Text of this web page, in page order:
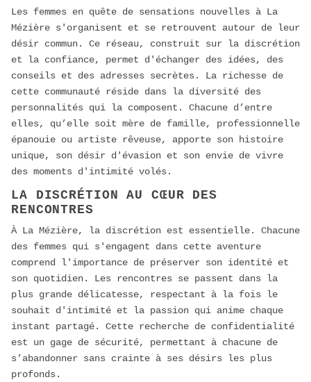
Les femmes en quête de sensations nouvelles à La
Mézière s'organisent et se retrouvent autour de leur
désir commun. Ce réseau, construit sur la discrétion
et la confiance, permet d'échanger des idées, des
conseils et des adresses secrètes. La richesse de
cette communauté réside dans la diversité des
personnalités qui la composent. Chacune d’entre
elles, qu’elle soit mère de famille, professionnelle
épanouie ou artiste rêveuse, apporte son histoire
unique, son désir d'évasion et son envie de vivre
des moments d'intimité volés.
LA DISCRÉTION AU CŒUR DES
RENCONTRES
À La Mézière, la discrétion est essentielle. Chacune
des femmes qui s'engagent dans cette aventure
comprend l'importance de préserver son identité et
son quotidien. Les rencontres se passent dans la
plus grande délicatesse, respectant à la fois le
souhait d'intimité et la passion qui anime chaque
instant partagé. Cette recherche de confidentialité
est un gage de sécurité, permettant à chacune de
s’abandonner sans crainte à ses désirs les plus
profonds.